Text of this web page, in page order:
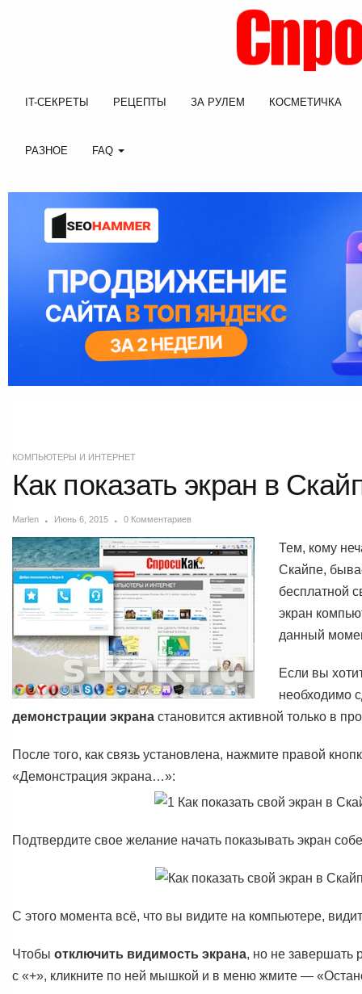
IT-СЕКРЕТЫ РЕЦЕПТЫ ЗА РУЛЕМ КОСМЕТИЧКА
РАЗНОЕ FAQ
КОМПЬЮТЕРЫ И ИНТЕРНЕТ
Как показать экран в
Marlen Июнь 6, 2015 0 Комментариев
Тем, кому
Скайпе,
бесплатной
экран
данный
Если вы
необходимо
демонстрации экрана становится активной только в
После того, как связь установлена, нажмите правой
«Демонстрация экрана…»:
Подтвердите свое желание начать показывать экран
С этого момента всё, что вы видите на компьютере,
Чтобы отключить видимость экрана, но не завершать
с «+», кликните по ней мышкой и в меню жмите —